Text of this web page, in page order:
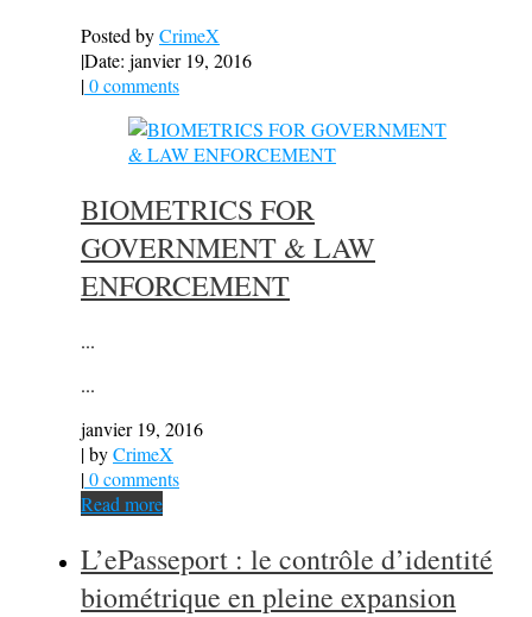
Posted byCrimeX
|Date: janvier 19, 2016
|0 comments
BIOMETRICS FOR
GOVERNMENT & LAW
ENFORCEMENT
...
...
janvier 19, 2016
| byCrimeX
|0 comments
Read more
L’ePasseport : le contrôle d’identité
biométrique en pleine expansion